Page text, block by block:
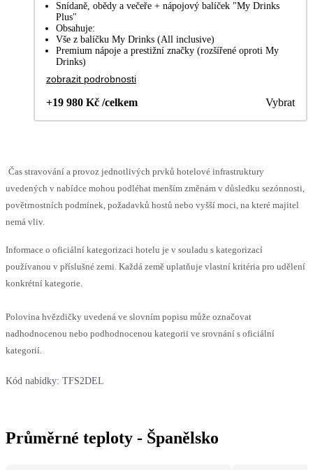
Snídaně, obědy a večeře + nápojový balíček "My Drinks
Plus"
Obsahuje:
Vše z balíčku My Drinks (All inclusive)
Premium nápoje a prestižní značky (rozšířené oproti My
Drinks)
zobrazit podrobnosti
+19 980 Kč /celkem Vybrat
Čas stravování a provoz jednotlivých prvků hotelové infrastruktury
uvedených v nabídce mohou podléhat menším změnám v důsledku sezónnosti,
povětrnostních podmínek, požadavků hostů nebo vyšší moci, na které majitel
nemá vliv.
Informace o oficiální kategorizaci hotelu je v souladu s kategorizací
používanou v příslušné zemi. Každá země uplatňuje vlastní kritéria pro udělení
konkrétní kategorie.
Polovina hvězdičky uvedená ve slovním popisu může označovat
nadhodnocenou nebo podhodnocenou kategorii ve srovnání s oficiální
kategorií.
Kód nabídky: TFS2DEL
Průměrné teploty - Španělsko